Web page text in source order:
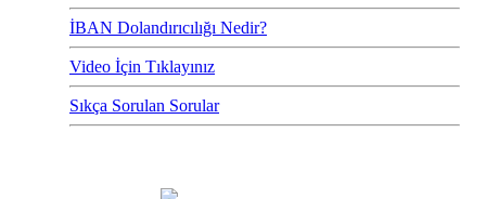
İBAN Dolandırıcılığı Nedir?
Video İçin Tıklayınız
Sıkça Sorulan Sorular